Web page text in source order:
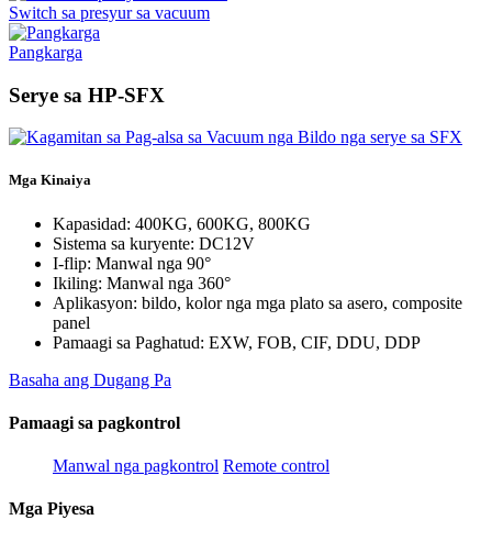
Switch sa presyur sa vacuum
Pangkarga
Serye sa HP-SFX
Mga Kinaiya
Kapasidad: 400KG, 600KG, 800KG
Sistema sa kuryente: DC12V
I-flip: Manwal nga 90°
Ikiling: Manwal nga 360°
Aplikasyon: bildo, kolor nga mga plato sa asero, composite
panel
Pamaagi sa Paghatud: EXW, FOB, CIF, DDU, DDP
Basaha ang Dugang Pa
Pamaagi sa pagkontrol
Manwal nga pagkontrol Remote control
Mga Piyesa